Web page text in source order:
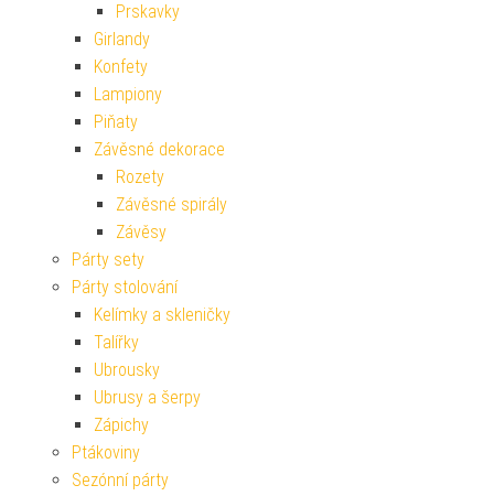
Prskavky
Girlandy
Konfety
Lampiony
Piňaty
Závěsné dekorace
Rozety
Závěsné spirály
Závěsy
Párty sety
Párty stolování
Kelímky a skleničky
Talířky
Ubrousky
Ubrusy a šerpy
Zápichy
Ptákoviny
Sezónní párty